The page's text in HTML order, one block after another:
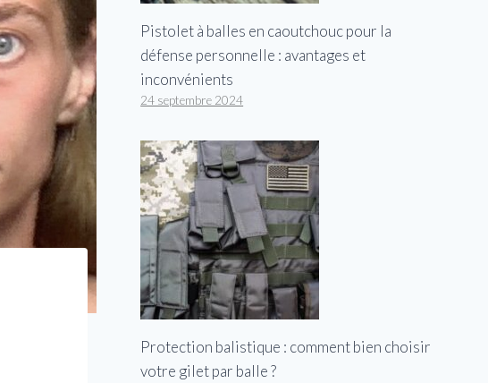
Pistolet à balles en caoutchouc pour la
défense personnelle : avantages et
inconvénients
24 septembre 2024
Protection balistique : comment bien choisir
votre gilet par balle ?